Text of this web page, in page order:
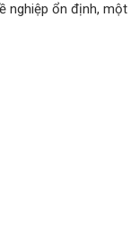
nghiệp ổn định, một